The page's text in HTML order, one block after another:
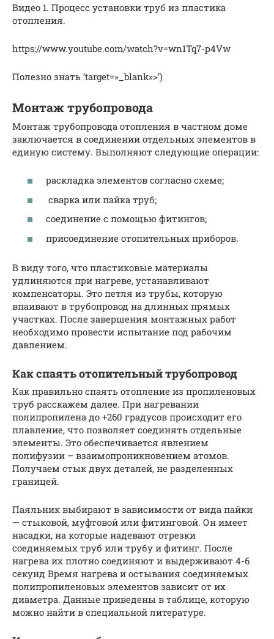
Видео 1. Процесс установки труб из пластика
отопления.
https://www.youtube.com/watch?v=wn1Tq7-p4Vw
Полезно знать ‘target=»_blank»>’)
Монтаж трубопровода
Монтаж трубопровода отопления в частном доме
заключается в соединении отдельных элементов в
единую систему. Выполняют следующие операции:
раскладка элементов согласно схеме;
сварка или пайка труб;
соединение с помощью фитингов;
присоединение отопительных приборов.
В виду того, что пластиковые материалы
удлиняются при нагреве, устанавливают
компенсаторы. Это петля из трубы, которую
впаивают в трубопровод на длинных прямых
участках. После завершения монтажных работ
необходимо провести испытание под рабочим
давлением.
Как спаять отопительный трубопровод
Как правильно спаять отопление из пропиленовых
труб расскажем далее. При нагревании
полипропилена до +260 градусов происходит его
плавление, что позволяет соединять отдельные
элементы. Это обеспечивается явлением
полифузии – взаимопроникновением атомов.
Получаем стык двух деталей, не разделенных
границей.
Паяльник выбирают в зависимости от вида пайки
— стыковой, муфтовой или фитинговой. Он имеет
насадки, на которые надевают отрезки
соединяемых труб или трубу и фитинг. После
нагрева их плотно соединяют и выдерживают 4-6
секунд Время нагрева и остывания соединяемых
полипропиленовых элементов зависит от их
диаметра. Данные приведены в таблице, которую
можно найти в специальной литературе.